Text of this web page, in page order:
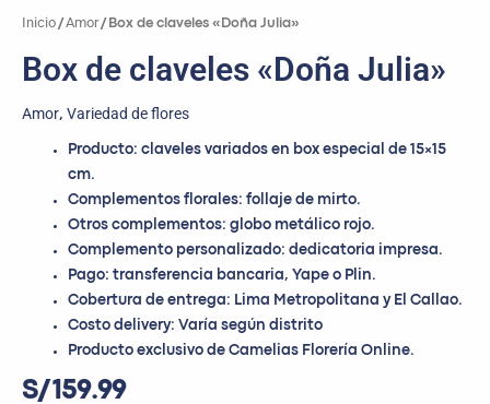
Inicio /Amor/ Box de claveles «Doña Julia»
Box de claveles «Doña Julia»
Amor, Variedad de flores
Producto: claveles variados en box especial de 15×15
cm.
Complementos florales: follaje de mirto.
Otros complementos: globo metálico rojo.
Complemento personalizado: dedicatoria impresa.
Pago: transferencia bancaria, Yape o Plin.
Cobertura de entrega: Lima Metropolitana y El Callao.
Costo delivery: Varía según distrito
Producto exclusivo de Camelias Florería Online.
S/159.99